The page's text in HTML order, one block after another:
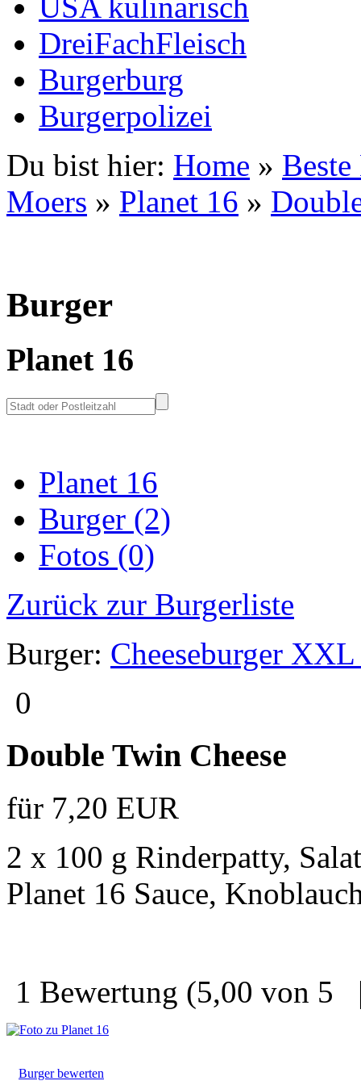
DreiFachFleisch
Burgerburg
Burgerpolizei
Du bist hier: Home »
Moers » Planet 16 »
Burger
Planet 16
Planet 16
Burger (2)
Fotos (0)
Zurück zur Burgerliste
Burger: Cheeseburger
0
Double Twin Cheese
für 7,20 EUR
2 x 100 g Rinderpatty,
Planet 16 Sauce,
1 Bewertung (5,00 von
Burger bewerten